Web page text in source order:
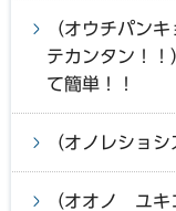
（オウチパン
テカンタン！
て簡単！！
（オノレショ
（オオノ ユ